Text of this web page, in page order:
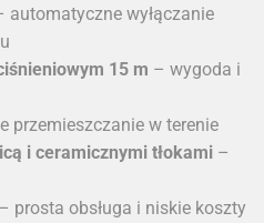
automatyczne wyłączanie
15 m – wygoda i
przemieszczanie w terenie
i ceramicznymi tłokami –
– prosta obsługa i niskie koszty